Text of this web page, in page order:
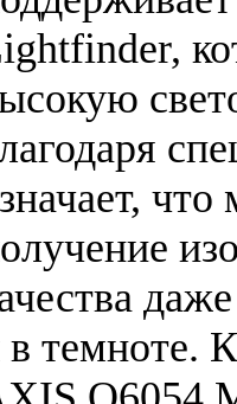
в темноте.